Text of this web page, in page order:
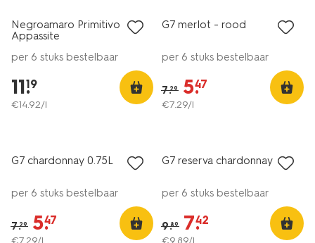
Negroamaro Primitivo
Appassite
per 6 stuks bestelbaar
11.
19
€14.92/l
G7 merlot - rood
per 6 stuks bestelbaar
7.29 5.
47
€7.29/l
vegan
G7 chardonnay 0.75L
per 6 stuks bestelbaar
7.29 5.
47
€7 29/l
vegan
G7 reserva chardonnay - wit
per 6 stuks bestelbaar
9.89 7.
42
€9 89/l